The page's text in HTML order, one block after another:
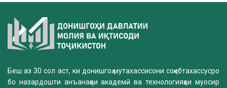
Беш аз 30 сол аст, ки донишгоҳ мутахассисони соҳибтахассусро
бо назардошти анъанаҳои академӣ ва технологияҳои муосир